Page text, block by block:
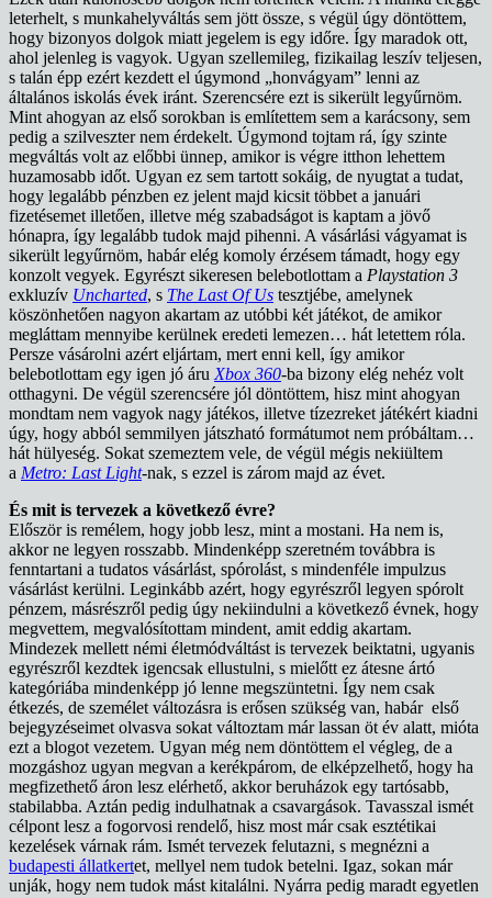
leterhelt, s munkahelyváltás sem jött össze, s végül úgy döntöttem,
hogy bizonyos dolgok miatt jegelem is egy időre. Így maradok ott,
ahol jelenleg is vagyok. Ugyan szellemileg, fizikailag leszív teljesen,
s talán épp ezért kezdett el úgymond „honvágyam” lenni az
általános iskolás évek iránt. Szerencsére ezt is sikerült legyűrnöm.
Mint ahogyan az első sorokban is említettem sem a karácsony, sem
pedig a szilveszter nem érdekelt. Úgymond tojtam rá, így szinte
megváltás volt az előbbi ünnep, amikor is végre itthon lehettem
huzamosabb időt. Ugyan ez sem tartott sokáig, de nyugtat a tudat,
hogy legalább pénzben ez jelent majd kicsit többet a januári
fizetésemet illetően, illetve még szabadságot is kaptam a jövő
hónapra, így legalább tudok majd pihenni. A vásárlási vágyamat is
sikerült legyűrnöm, habár elég komoly érzésem támadt, hogy egy
konzolt vegyek. Egyrészt sikeresen belebotlottam a Playstation 3
exkluzív Uncharted, s The Last Of Us tesztjébe, amelynek
köszönhetően nagyon akartam az utóbbi két játékot, de amikor
megláttam mennyibe kerülnek eredeti lemezen… hát letettem róla.
Persze vásárolni azért eljártam, mert enni kell, így amikor
belebotlottam egy igen jó áru Xbox 360-ba bizony elég nehéz volt
otthagyni. De végül szerencsére jól döntöttem, hisz mint ahogyan
mondtam nem vagyok nagy játékos, illetve tízezreket játékért kiadni
úgy, hogy abból semmilyen játszható formátumot nem próbáltam…
hát hülyeség. Sokat szemeztem vele, de végül mégis nekiültem
a Metro: Last Light-nak, s ezzel is zárom majd az évet.
És mit is tervezek a következő évre?
Először is remélem, hogy jobb lesz, mint a mostani. Ha nem is,
akkor ne legyen rosszabb. Mindenképp szeretném továbbra is
fenntartani a tudatos vásárlást, spórolást, s mindenféle impulzus
vásárlást kerülni. Leginkább azért, hogy egyrészről legyen spórolt
pénzem, másrészről pedig úgy nekiindulni a következő évnek, hogy
megvettem, megvalósítottam mindent, amit eddig akartam.
Mindezek mellett némi életmódváltást is tervezek beiktatni, ugyanis
egyrészről kezdtek igencsak ellustulni, s mielőtt ez átesne ártó
kategóriába mindenképp jó lenne megszüntetni. Így nem csak
étkezés, de személet változásra is erősen szükség van, habár első
bejegyzéseimet olvasva sokat változtam már lassan öt év alatt, mióta
ezt a blogot vezetem. Ugyan még nem döntöttem el végleg, de a
mozgáshoz ugyan megvan a kerékpárom, de elképzelhető, hogy ha
megfizethető áron lesz elérhető, akkor beruházok egy tartósabb,
stabilabba. Aztán pedig indulhatnak a csavargások. Tavasszal ismét
célpont lesz a fogorvosi rendelő, hisz most már csak esztétikai
kezelések várnak rám. Ismét tervezek felutazni, s megnézni a
budapesti állatkertet, mellyel nem tudok betelni. Igaz, sokan már
unják, hogy nem tudok mást kitalálni. Nyárra pedig maradt egyetlen